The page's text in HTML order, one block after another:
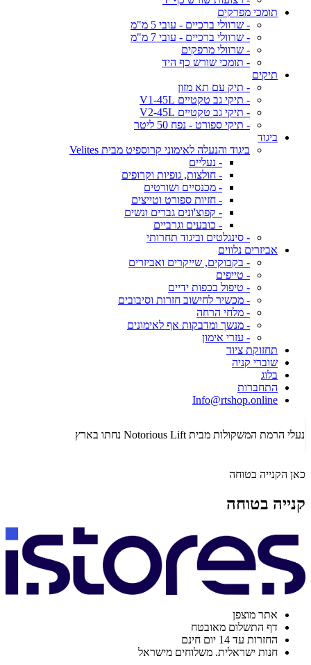
תומכי מפרקים
- שרוולי ברכיים - עובי 5 מ"מ
- שרוולי ברכיים - עובי 7 מ"מ
- שרוולי מרפקים
- תומכי שורש כף היד
תיקים
- תיק עם תא מזון
- תיקי גב טקטיים V1-45L
- תיקי גב טקטיים V2-45L
- תיקי ספורט - נפח 50 ליטר
ביגוד
ביגוד והנעלה לאימוני קרוספיט מבית Velites
- נעליים
- חולצות, גופיות וקרופים
- מכנסיים ושורטים
- חזיות ספורט וטייצים
- קפוצ'ונים גברים ונשים
- כובעים וגרביים
- סינגלטים וביגוד תחרותי
אביזרים נלווים
- בקבוקים, שייקרים ואביזרים
- טייפים
- טיפול בכפות ידיים
- מכשיר לחישוב חזרות וסיבובים
- מלחי הרחה
- מנשך ומדבקות אף לאימונים
- עזרי אימון
תחזוקת ציוד
שוברי קניה
בלוג
התחברות
Info@rtshop.online
נעלי הרמת המשקולות מבית Notorious Lift נחתו בארץ
כאן הקנייה בטוחה
קנייה בטוחה
אתר מוצפן
דף התשלום מאובטח
החזרות עד 14 יום חינם
חנות ישראלית. משלוחים מישראל